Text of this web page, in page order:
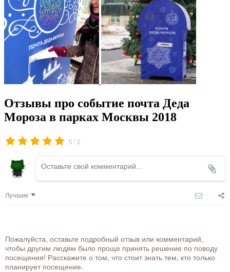
Отзывы про событие почта Деда
Мороза в парках Москвы 2018
5 /2
Лучшие
Пожалуйста, оставьте подробный отзыв или комментарий,
чтобы другим людям было проще принять решение по поводу
посещения! Расскажите о том, что стоит знать тем, кто только
планирует посещение.